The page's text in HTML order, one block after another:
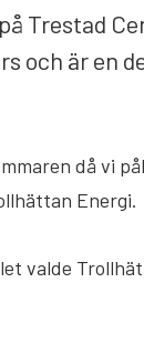
Trestad
och är en
då vi
Energi.
valde